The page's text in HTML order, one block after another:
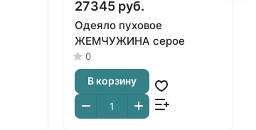
27345 руб.
Одеяло пуховое
ЖЕМЧУЖИНА серое
0
В корзину